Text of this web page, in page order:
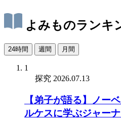
よみものランキ
24時間 週間 月間
1
探究 2026.07.13
【弟子が語る】ノー
ルケスに学ぶジャー